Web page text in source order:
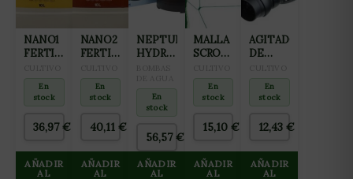
NANO1
FERTILIZANTE
ONE
(CRECIMIENTO
PREFLORACIÓN)
10L
En
stock
36,97€
AÑADIR
AL
NANO2
FERTILIZANTE
ONE
(FLORACIÓN
FINALIZACIÓN)
10L
En
stock
40,11 €
AÑADIR
AL
NEPTUNE
HYDROPONICS
NH-
11000
En
stock
56,57€
AÑADIR
AL
MALLA
SCROG
15X15CM
(2X25M)
En
stock
15,10 €
AÑADIR
AL
AGITADOR
DE
12W
6000L/H
ROTORES
(WAVE
NEPTUNE
HIDROPONICS
En
stock
12,43€
AÑADIR
AL